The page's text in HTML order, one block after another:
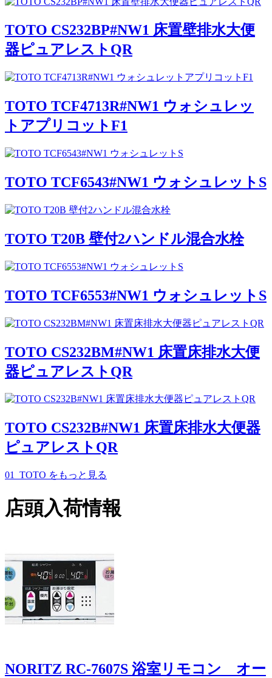
TOTO CS232BP#NW1 床置壁排水大便
器ピュアレストQR
TOTO TCF4713R#NW1 ウォシュレッ
トアプリコットF1
TOTO TCF6543#NW1 ウォシュレットS
TOTO T20B 壁付2ハンドル混合水栓
TOTO TCF6553#NW1 ウォシュレットS
TOTO CS232BM#NW1 床置床排水大便
器ピュアレストQR
TOTO CS232B#NW1 床置床排水大便器
ピュアレストQR
01_TOTO をもっと見る
店頭入荷情報
NORITZ RC-7607S 浴室リモコン オー